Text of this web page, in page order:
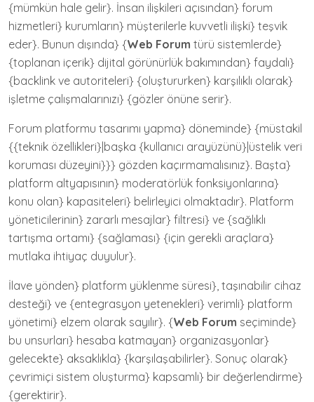
{mümkün hale gelir}. İnsan ilişkileri açısından} forum
hizmetleri} kurumların} müşterilerle kuvvetli ilişki} teşvik
eder}. Bunun dışında} {Web Forum türü sistemlerde}
{toplanan içerik} dijital görünürlük bakımından} faydalı}
{backlink ve autoriteleri} {oluştururken} karşılıklı olarak}
işletme çalışmalarınızı} {gözler önüne serir}.
Forum platformu tasarımı yapma} döneminde} {müstakil
{{teknik özellikleri}|başka {kullanıcı arayüzünü}|üstelik veri
koruması düzeyini}}} gözden kaçırmamalısınız}. Başta}
platform altyapısının} moderatörlük fonksiyonlarına}
konu olan} kapasiteleri} belirleyici olmaktadır}. Platform
yöneticilerinin} zararlı mesajlar} filtresi} ve {sağlıklı
tartışma ortamı} {sağlaması} {için gerekli araçlara}
mutlaka ihtiyaç duyulur}.
İlave yönden} platform yüklenme süresi}, taşınabilir cihaz
desteği} ve {entegrasyon yetenekleri} verimli} platform
yönetimi} elzem olarak sayılır}. {Web Forum seçiminde}
bu unsurları} hesaba katmayan} organizasyonlar}
gelecekte} aksaklıkla} {karşılaşabilirler}. Sonuç olarak}
çevrimiçi sistem oluşturma} kapsamlı} bir değerlendirme}
{gerektirir}.